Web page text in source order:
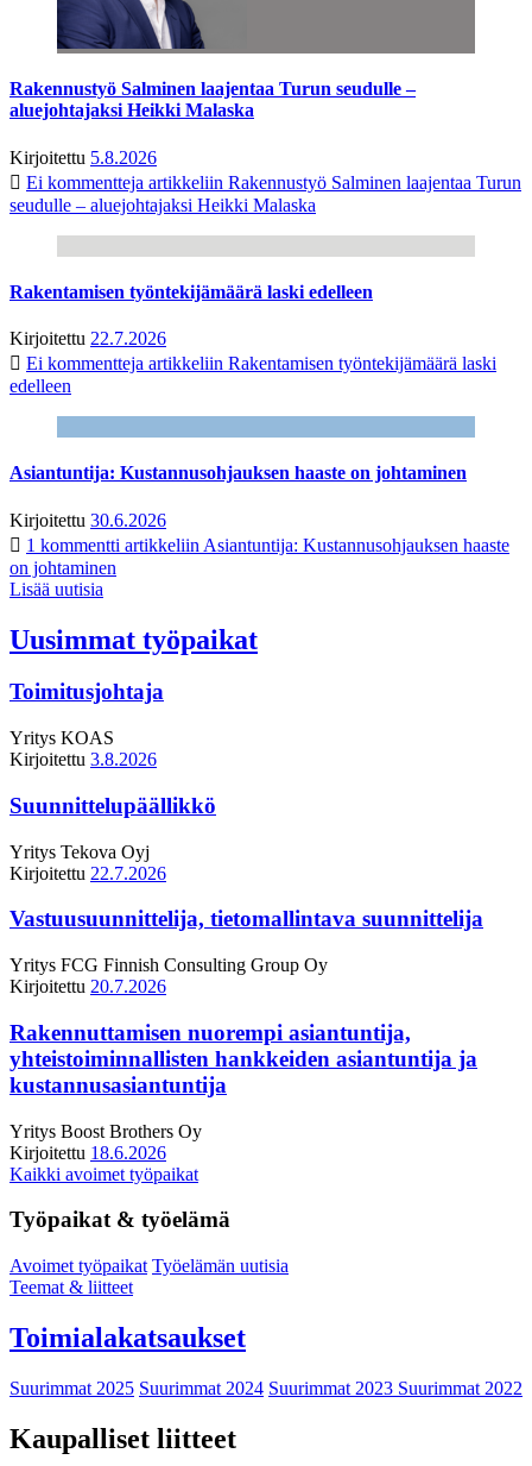
Rakennustyö Salminen laajentaa Turun seudulle –
aluejohtajaksi Heikki Malaska
Kirjoitettu 5.8.2026
Ei kommentteja artikkeliin Rakennustyö Salminen laajentaa Turun
seudulle – aluejohtajaksi Heikki Malaska
Rakentamisen työntekijämäärä laski edelleen
Kirjoitettu 22.7.2026
Ei kommentteja artikkeliin Rakentamisen työntekijämäärä laski
edelleen
Asiantuntija: Kustannusohjauksen haaste on johtaminen
Kirjoitettu 30.6.2026
1 kommentti artikkeliin Asiantuntija: Kustannusohjauksen haaste
on johtaminen
Lisää uutisia
Uusimmat työpaikat
Toimitusjohtaja
Yritys KOAS
Kirjoitettu 3.8.2026
Suunnittelupäällikkö
Yritys Tekova Oyj
Kirjoitettu 22.7.2026
Vastuusuunnittelija, tietomallintava suunnittelija
Yritys FCG Finnish Consulting Group Oy
Kirjoitettu 20.7.2026
Rakennuttamisen nuorempi asiantuntija,
yhteistoiminnallisten hankkeiden asiantuntija ja
kustannusasiantuntija
Yritys Boost Brothers Oy
Kirjoitettu 18.6.2026
Kaikki avoimet työpaikat
Työpaikat & työelämä
Avoimet työpaikat Työelämän uutisia
Teemat & liitteet
Toimialakatsaukset
Suurimmat 2025 Suurimmat 2024 Suurimmat 2023 Suurimmat 2022
Kaupalliset liitteet